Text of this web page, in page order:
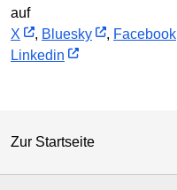
auf
X
, Bluesky , Facebook
Linkedin
Zur Startseite